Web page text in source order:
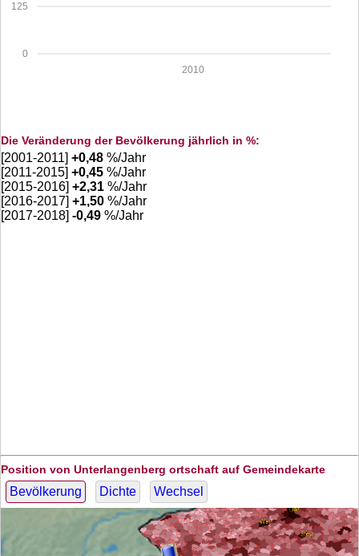
0
125
2010
Die Veränderung der Bevölkerung jährlich in %:
[2001-2011] +0,48 %/Jahr
[2011-2015] +0,45 %/Jahr
[2015-2016] +2,31 %/Jahr
[2016-2017] +1,50 %/Jahr
[2017-2018] -0,49 %/Jahr
Position von Unterlangenberg ortschaft auf Gemeindekarte
Bevölkerung Dichte Wechsel